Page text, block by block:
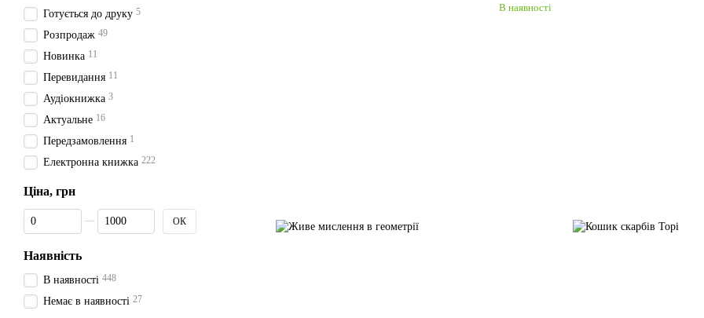
В наявності
Готується до друку 5
Розпродаж 49
Новинка 11
Перевидання 11
Аудіокнижка 3
Актуальне 16
Передзамовлення 1
Електронна книжка 222
Ціна, грн
Від Ціна, грн
До Ціна, грн
ОК
Наявність
В наявності 448
Немає в наявності 27